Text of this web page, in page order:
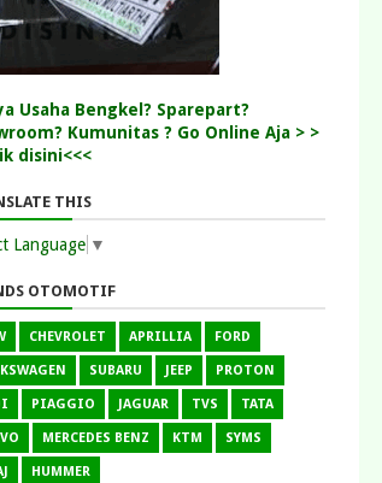
Usaha Bengkel? Sparepart?
Kumunitas ? Go Online Aja > >
disini<<<
THIS
Language ▼
OTOMOTIF
CHEVROLET APRILLIA FORD
SUBARU JEEP PROTON
PIAGGIO JAGUAR TVS TATA
MERCEDES BENZ KTM SYMS
HUMMER